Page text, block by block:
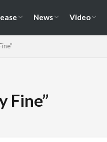
News Video
Fine”